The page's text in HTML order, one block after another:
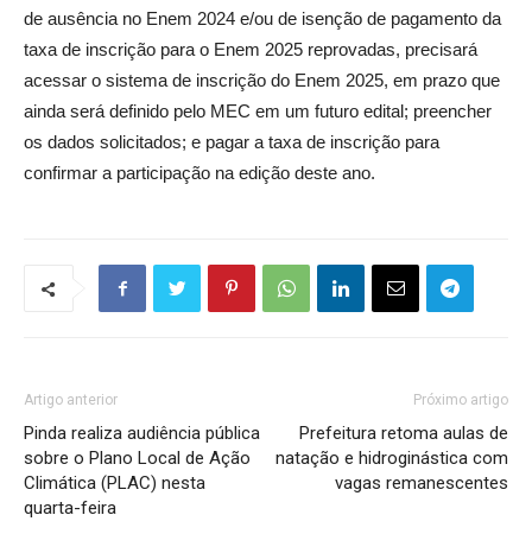
de ausência no Enem 2024 e/ou de isenção de pagamento da
taxa de inscrição para o Enem 2025 reprovadas, precisará
acessar o sistema de inscrição do Enem 2025, em prazo que
ainda será definido pelo MEC em um futuro edital; preencher
os dados solicitados; e pagar a taxa de inscrição para
confirmar a participação na edição deste ano.
Artigo anterior
Pinda realiza audiência pública
sobre o Plano Local de Ação
Climática (PLAC) nesta
quarta-feira
Próximo artigo
Prefeitura retoma aulas de
natação e hidroginástica com
vagas remanescentes